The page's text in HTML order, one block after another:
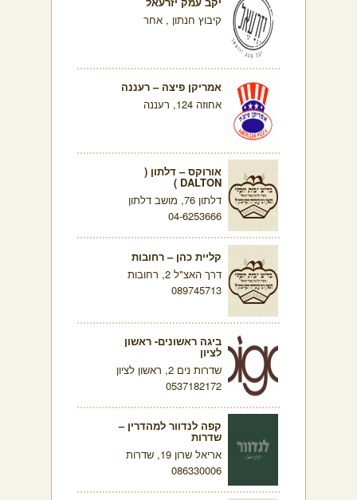
קיבוץ חנתון , אחר
אמריקן פיצה – רעננה
אחוזה 124, רעננה
אורוקס – דלתון (
DALTON )
דלתון 76, מושב דלתון
04-6253666
קליית כהן – רחובות
דרך האצ"ל 2, רחובות
089745713
ביגה ראשונים- ראשון
לציון
שדרות נים 2, ראשון לציון
0537182172
קפה לנדוור למהדרין –
שדרות
אריאל שרון 19, שדרות
086330006